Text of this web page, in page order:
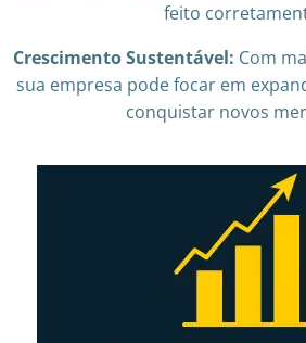
feito
Crescimento Sustentável: Com
sua empresa pode focar em
conquistar novos